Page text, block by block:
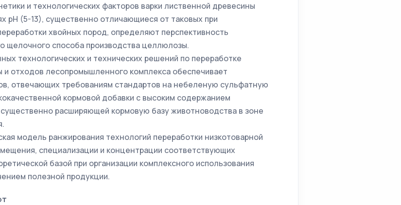
и технологических факторов варки лиственной древесины
рН (5-13), существенно отличающиеся от таковых при
хвойных пород, определяют перспективность
щелочного способа производства целлюлозы.
технологических и технических решений по переработке
и отходов лесопромышленного комплекса обеспечивает
отвечающих требованиям стандартов на небеленую сульфатную
кормовой добавки с высоким содержанием
расширяющей кормовую базу животноводства в зоне
модель ранжирования технологий переработки низкотоварной
специализации и концентрации соответствующих
базой при организации комплексного использования
полезной продукции.